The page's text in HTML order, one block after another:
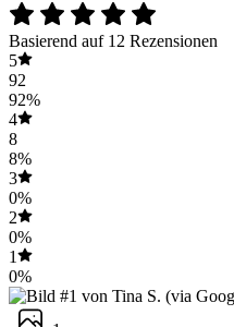
Basierend auf 12 Rezensionen
5
92
92%
4
8
8%
3
0%
2
0%
1
0%